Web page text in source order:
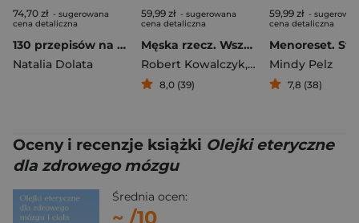
74,70 zł - sugerowana
cena detaliczna
130 przepisów na sezonowe potrawy o niskim indeksie glikemicznym. Zdrowe i proste gotowanie, które utrzymuje prawidłowy poziom glukozy we krwi i dobre zdrowie
Natalia Dolata
59,99 zł - sugerowana
cena detaliczna
Męska rzecz. Wszystko, co mężczyzna musi wiedzieć, by żyć długo i aktywnie
Robert Kowalczyk, Dawid Krawczyk
8,0 (39)
59,99 zł -
cena detaliczna
Mindy Pelz
7,8 (38)
Oceny i recenzje książki Olejki eteryczne
dla zdrowego mózgu
Średnia ocen:
~ /10